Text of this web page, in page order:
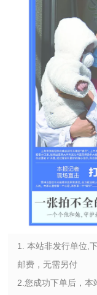
1. 本站非发行单位,
邮费，无需另付
2.您成功下单后，本